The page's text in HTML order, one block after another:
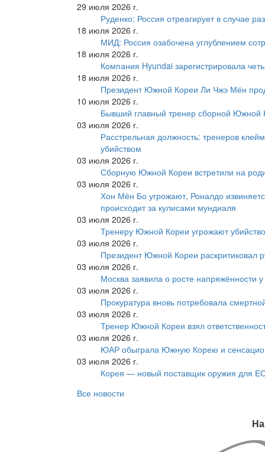
29 июля 2026 г.
Руденко: Россия отреагирует в случае
18 июля 2026 г.
МИД: Россия озабочена углублением
18 июля 2026 г.
Компания Hyundai зарегистрировала
18 июля 2026 г.
Президент Южной Кореи Ли Чжэ Мён
10 июля 2026 г.
Бывший главный тренер сборной Южной
03 июля 2026 г.
Расстрельная должность: тренеров
убийством
03 июля 2026 г.
Сборную Южной Кореи встретили на
03 июля 2026 г.
Хон Мён Бо угрожают, Роналдо
происходит за кулисами мундиаля
03 июля 2026 г.
Тренеру Южной Кореи угрожают
03 июля 2026 г.
Президент Южной Кореи раскритиковал
03 июля 2026 г.
Москва заявила о росте
03 июля 2026 г.
Прокуратура вновь потребовала
03 июля 2026 г.
Тренер Южной Кореи взял
03 июля 2026 г.
ЮАР обыграла Южную Корею и
03 июля 2026 г.
Корея — новый поставщик оружия для
Все новости